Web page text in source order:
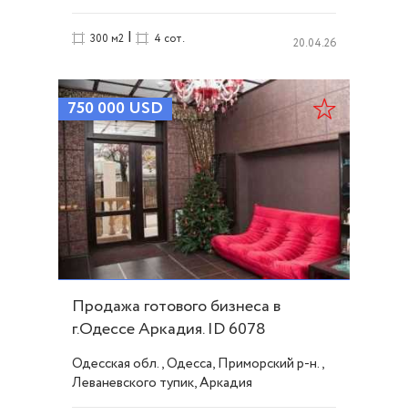
300 м2 | 4 сот. 20.04.26
750 000 USD
Продажа готового бизнеса в
г.Одессе Аркадия. ID 6078
Одесская обл., Одесса, Приморский р-н.,
Леваневского тупик, Аркадия